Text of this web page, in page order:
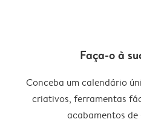
Faça-o à
Conceba um calendário
criativos, ferramentas
acabamentos